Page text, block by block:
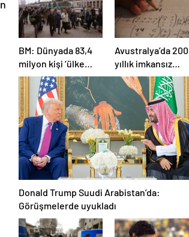
BM: Dünyada 83,4
milyon kişi ‘ülke
içinde yerinden
edilmiş’ olarak
yaşıyor
Avustralya’da 200
yıllık imkansız
matematik
problemi çözüldü
Donald Trump Suudi Arabistan’da:
Görüşmelerde uyukladı